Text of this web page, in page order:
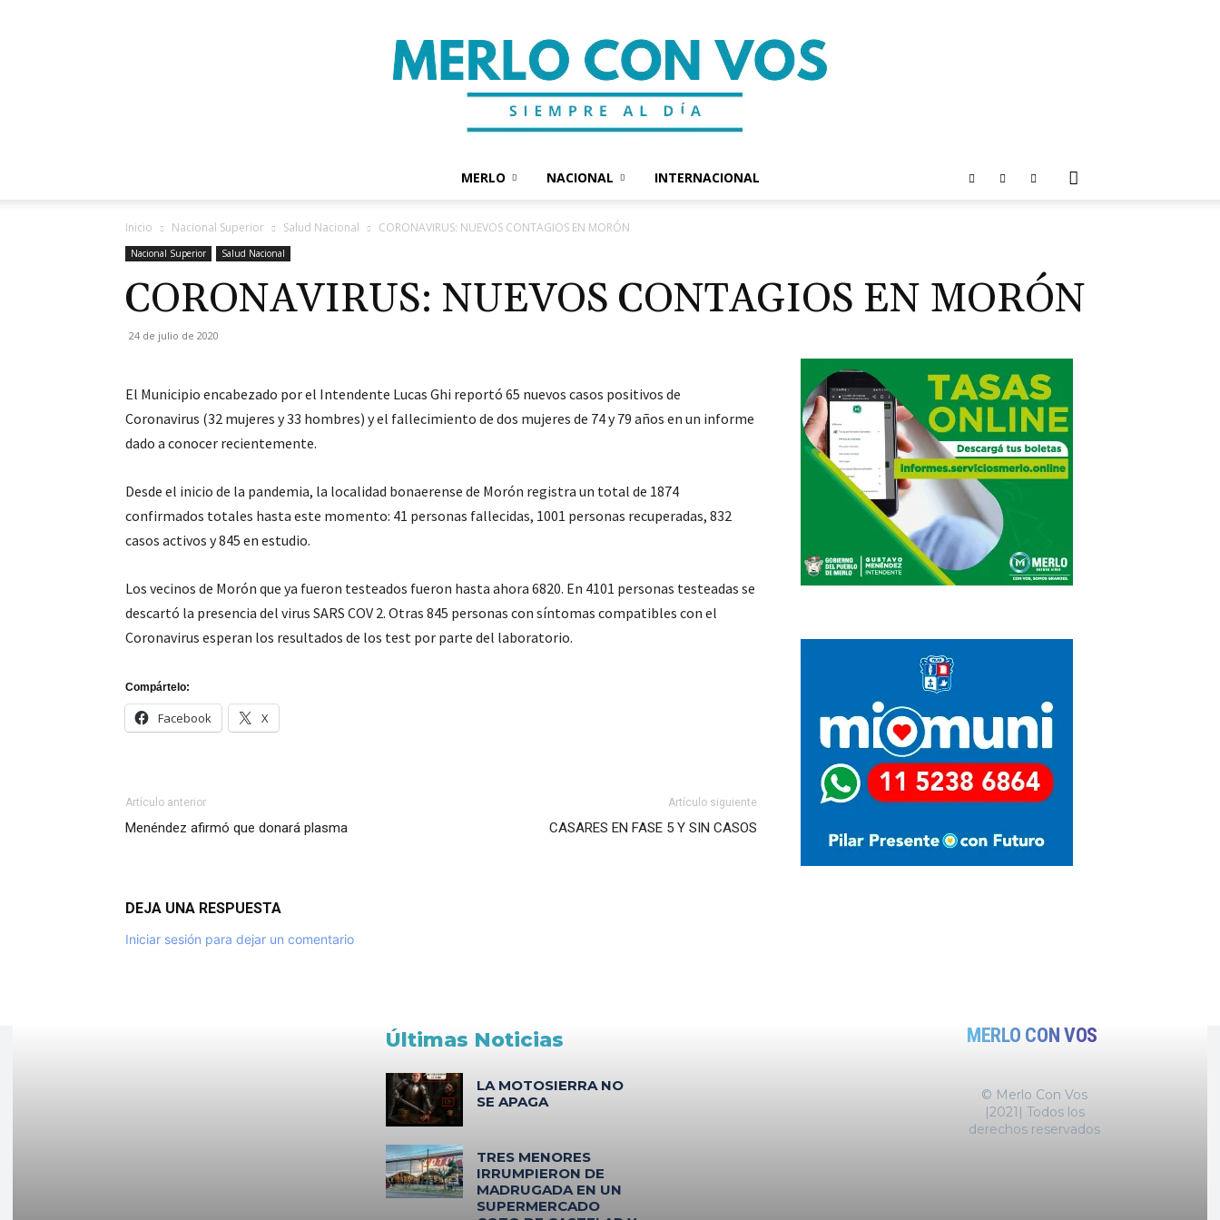
MERLO NACIONAL INTERNACIONAL
Inicio Nacional Superior Salud Nacional CORONAVIRUS: NUEVOS CONTAGIOS EN MORÓN
Nacional Superior Salud Nacional
CORONAVIRUS: NUEVOS CONTAGIOS EN MORÓN
24 de julio de 2020
El Municipio encabezado por el Intendente Lucas Ghi reportó 65 nuevos casos positivos de
Coronavirus (32 mujeres y 33 hombres) y el fallecimiento de dos mujeres de 74 y 79 años en un informe
dado a conocer recientemente.
Desde el inicio de la pandemia, la localidad bonaerense de Morón registra un total de 1874
confirmados totales hasta este momento: 41 personas fallecidas, 1001 personas recuperadas, 832
casos activos y 845 en estudio.
Los vecinos de Morón que ya fueron testeados fueron hasta ahora 6820. En 4101 personas testeadas se
descartó la presencia del virus SARS COV 2. Otras 845 personas con síntomas compatibles con el
Coronavirus esperan los resultados de los test por parte del laboratorio.
Compártelo:
Facebook X
Artículo anterior
Menéndez afirmó que donará plasma
Artículo siguiente
CASARES EN FASE 5 Y SIN CASOS
DEJA UNA RESPUESTA
Iniciar sesión para dejar un comentario
Últimas Noticias
LA MOTOSIERRA NO
SE APAGA
TRES MENORES
IRRUMPIERON DE
MADRUGADA EN UN
SUPERMERCADO
MERLO CON VOS
© Merlo Con Vos
|2021| Todos los
derechos reservados